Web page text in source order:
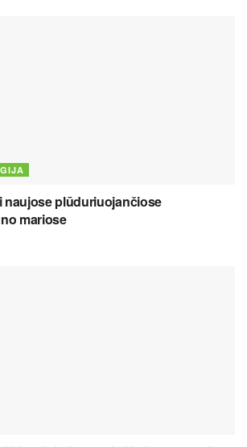
naujose plūduriuojančiose
mariose